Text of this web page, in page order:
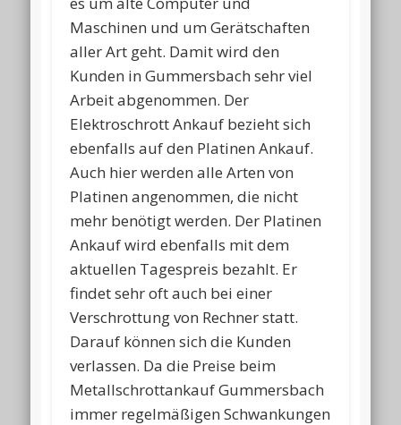
Maschinen und um Gerätschaften
aller Art geht. Damit wird den
Kunden in Gummersbach sehr viel
Arbeit abgenommen. Der
Elektroschrott Ankauf bezieht sich
ebenfalls auf den Platinen Ankauf.
Auch hier werden alle Arten von
Platinen angenommen, die nicht
mehr benötigt werden. Der Platinen
Ankauf wird ebenfalls mit dem
aktuellen Tagespreis bezahlt. Er
findet sehr oft auch bei einer
Verschrottung von Rechner statt.
Darauf können sich die Kunden
verlassen. Da die Preise beim
Metallschrottankauf Gummersbach
immer regelmäßigen Schwankungen